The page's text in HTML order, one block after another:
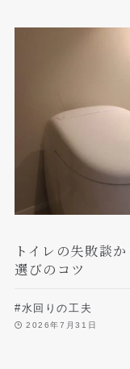
トイレの失敗談
選びのコツ
#水回りの工夫
2026年7月31日